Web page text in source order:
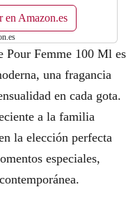
en Amazon.es
Pour Femme 100 Ml es
una fragancia
en cada gota.
a la familia
la elección perfecta
especiales,